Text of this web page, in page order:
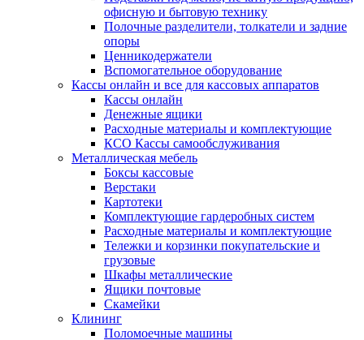
офисную и бытовую технику
Полочные разделители, толкатели и задние
опоры
Ценникодержатели
Вспомогательное оборудование
Кассы онлайн и все для кассовых аппаратов
Кассы онлайн
Денежные ящики
Расходные материалы и комплектующие
КСО Кассы самообслуживания
Металлическая мебель
Боксы кассовые
Верстаки
Картотеки
Комплектующие гардеробных систем
Расходные материалы и комплектующие
Тележки и корзинки покупательские и
грузовые
Шкафы металлические
Ящики почтовые
Скамейки
Клининг
Поломоечные машины